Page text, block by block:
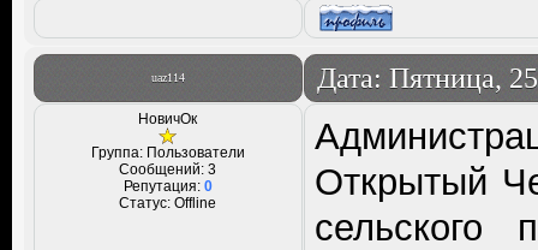
uaz114 Дата: Пятница,
НовичОк
Группа: Пользователи
Сообщений:3
Репутация: 0
Статус:Offline
Открытый
сельского